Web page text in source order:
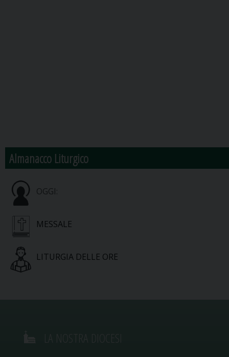
Almanacco Liturgico
OGGI:
MESSALE
LITURGIA DELLE ORE